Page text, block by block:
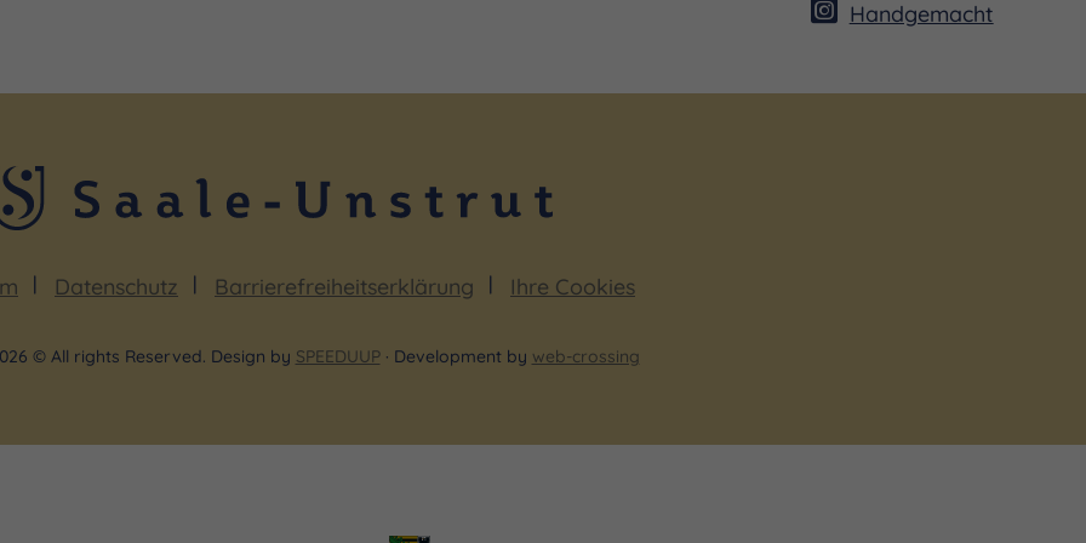
Handgemacht
Datenschutz Barrierefreiheitserklärung Ihre Cookies
© All rights Reserved. Design by SPEEDUUP· Development by web-crossing